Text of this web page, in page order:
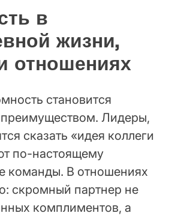
в
жизни,
отношениях
становится
Лидеры,
сказать «идея коллеги
по-настоящему
команды. В отношениях
скромный партнер не
комплиментов, а